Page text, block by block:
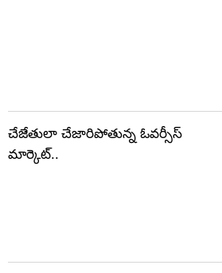
చేజేతులా చేజారిపోతున్న ఓవర్సీస్
మార్కెట్..